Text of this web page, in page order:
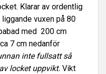
Klarar av ordentlig
vuxen på 80
med 200 cm
7 cm nedanför
inte fullsatt så
locket uppvikt. Vikt